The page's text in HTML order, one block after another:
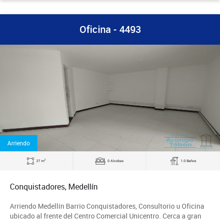
Oficina - 4493
Arriendo
27 m2 0 Alcobas 1.0 Baños
Conquistadores, Medellín
Arriendo Medellín Barrio Conquistadores, Consultorio u Oficina
ubicado al frente del Centro Comercial Unicentro. Cerca a gran